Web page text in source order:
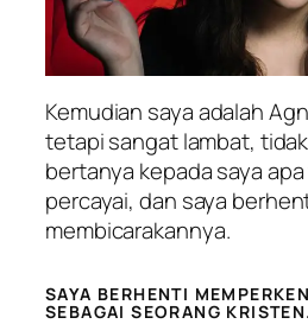
Kemudian saya adalah
tetapi sangat lambat,
bertanya kepada saya
percayai, dan saya
membicarakannya.
SAYA BERHENTI
SEBAGAI SEORANG KRISTEN.